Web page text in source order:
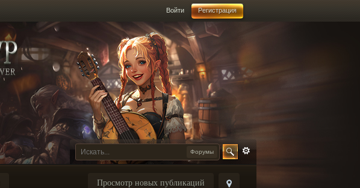
Войти Регистрация
Форумы
Просмотр новых публикаций